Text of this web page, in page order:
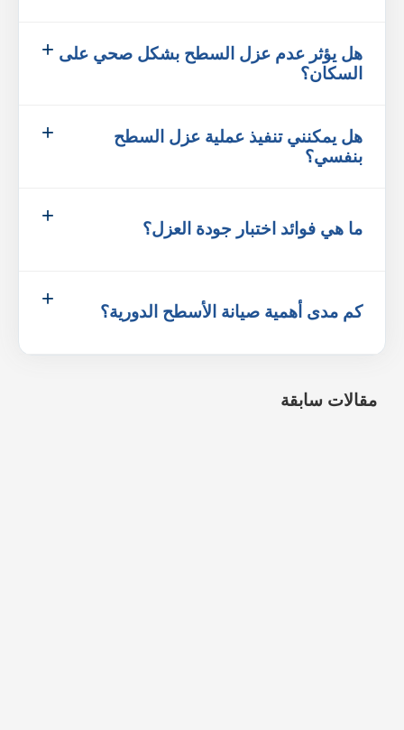
هل يؤثر عدم عزل السطح بشكل صحي على
السكان؟
هل يمكنني تنفيذ عملية عزل السطح
بنفسي؟
ما هي فوائد اختبار جودة العزل؟
كم مدى أهمية صيانة الأسطح الدورية؟
مقالات سابقة